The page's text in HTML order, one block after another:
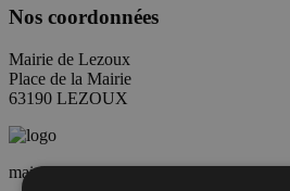
Nos coordonnées
Mairie de Lezoux
Place de la Mairie
63190 LEZOUX
mairie@lezoux.fr